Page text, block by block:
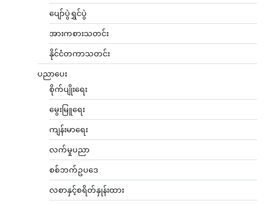
ပျော်ပွဲရွှင်ပွဲ
အားကစားသတင်း
နိုင်ငံတကာသတင်း
ပညာပေး
စိုက်ပျိုးရေး
မွေးမြူရေး
ကျန်းမာရေး
လက်မှုပညာ
စစ်ဘက်ဥပဒေ
လစာနှင့်စရိတ်နှုန်းထား